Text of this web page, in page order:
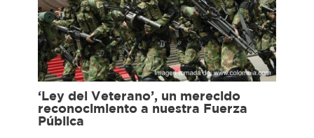
‘Ley del Veterano’, un merecido
reconocimiento a nuestra Fuerza
Pública